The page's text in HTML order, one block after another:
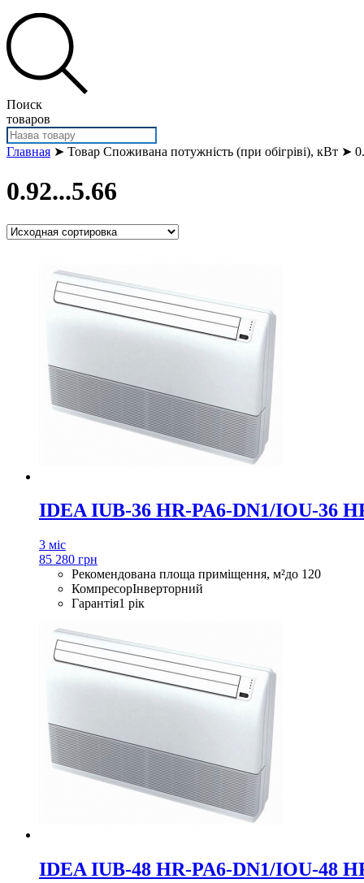
Поиск
товаров
Главная ➤ Товар Споживана потужність (при обігріві), кВт ➤
0.92...5.66
IDEA IUB-36 HR-PA6-DN1/IOU-36
3 міс
85 280 грн
Рекомендована площа приміщення, м²до 120
КомпресорІнверторний
Гарантія1 рік
IDEA IUB-48 HR-PA6-DN1/IOU-48